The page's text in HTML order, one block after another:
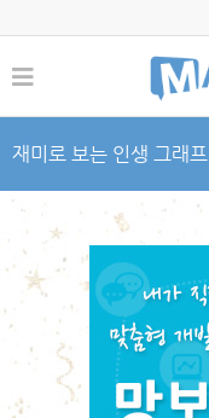
재미로 보는 인생 그래프